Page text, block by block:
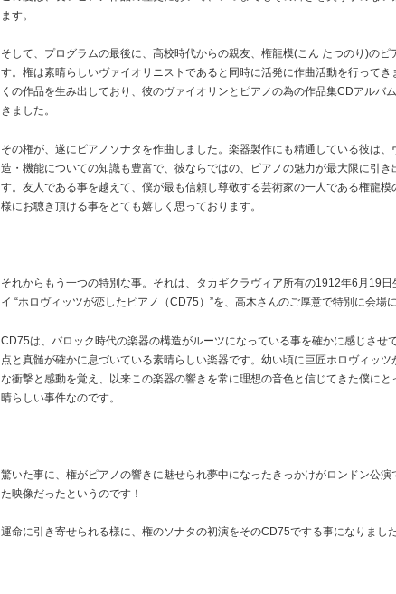
ます。
そして、プログラムの最後に、高校時代からの親友、権龍模(こん たつのり)のピ
す。権は素晴らしいヴァイオリニストであると同時に活発に作曲活動を行って
くの作品を生み出しており、彼のヴァイオリンとピアノの為の作品集CDアルバ
きました。
その権が、遂にピアノソナタを作曲しました。楽器製作にも精通している彼は
造・機能についての知識も豊富で、彼ならではの、ピアノの魅力が最大限に引き
す。友人である事を越えて、僕が最も信頼し尊敬する芸術家の一人である権龍
様にお聴き頂ける事をとても嬉しく思っております。
それからもう一つの特別な事。それは、タカギクラヴィア所有の1912年6月19
イ “ホロヴィッツが恋したピアノ（CD75）”を、高木さんのご厚意で特別に会場
CD75は、バロック時代の楽器の構造がルーツになっている事を確かに感じさせ
点と真髄が確かに息づいている素晴らしい楽器です。幼い頃に巨匠ホロヴィッ
な衝撃と感動を覚え、以来この楽器の響きを常に理想の音色と信じてきた僕に
晴らしい事件なのです。
驚いた事に、権がピアノの響きに魅せられ夢中になったきっかけがロンドン公
た映像だったというのです！
運命に引き寄せられる様に、権のソナタの初演をそのCD75でする事になりまし